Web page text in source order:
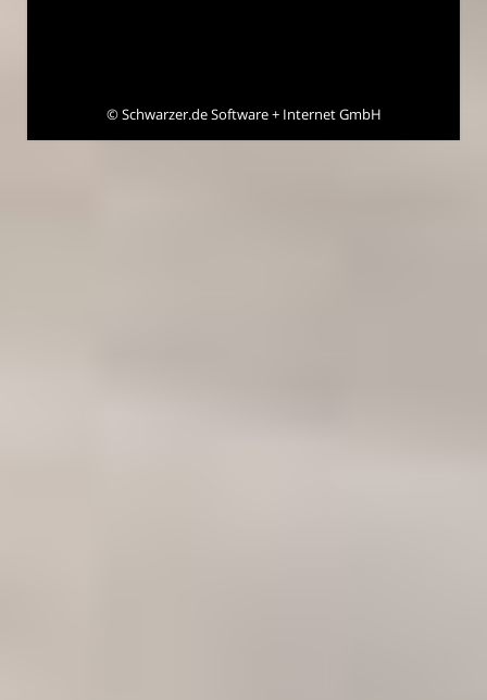
©Schwarzer.de Software + Internet GmbH